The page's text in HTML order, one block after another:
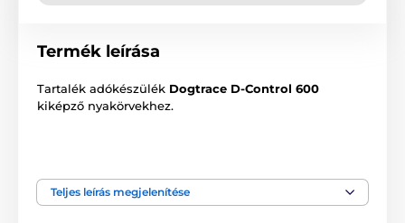
Termék leírása
Tartalék adókészülék Dogtrace D-Control 600
kiképző nyakörvekhez.
Hangjelzés + 30 impulzus szint
Teljes leírás megjelenítése